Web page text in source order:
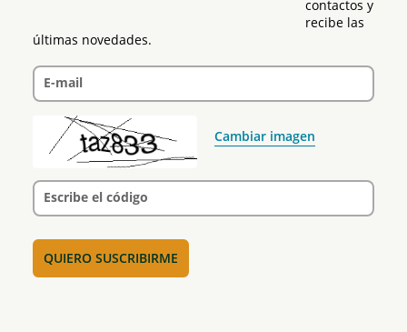
contactos y
recibe las
últimas novedades.
E-mail
Cambiar imagen
Escribe el código